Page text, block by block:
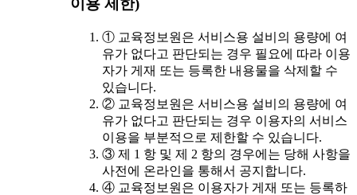
이용 제한)
① 교육정보원은 서비스용 설비의 용량에 여
유가 없다고 판단되는 경우 필요에 따라 이용
자가 게재 또는 등록한 내용물을 삭제할 수
있습니다.
② 교육정보원은 서비스용 설비의 용량에 여
유가 없다고 판단되는 경우 이용자의 서비스
이용을 부분적으로 제한할 수 있습니다.
③ 제 1 항 및 제 2 항의 경우에는 당해 사항을
사전에 온라인을 통해서 공지합니다.
④ 교육정보원은 이용자가 게재 또는 등록하